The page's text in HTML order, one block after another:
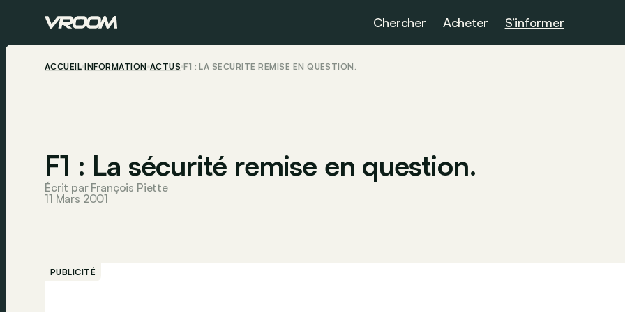
Chercher Acheter S’informer
ACCUEIL INFORMATION ACTUS F1 : LA SÉCURITÉ REMISE EN QUESTION.
F1 : La sécurité remise en question.
Écrit par François Piette
11 Mars 2001
PUBLICITÉ